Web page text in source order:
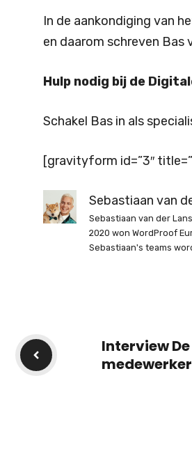
In de aankondiging van
en daarom schreven Bas
Hulp nodig bij de
Schakel Bas in als
[gravityform id=”3″
Sebastiaan van
Sebastiaan van der
2020 won WordProof
Sebastiaan's teams
Interview